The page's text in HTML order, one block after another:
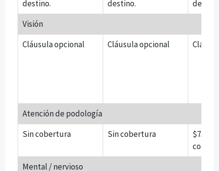
destino.
destino.
Visión
Cláusula opcional
Cláusula opcional
Atención de podología
Sin cobertura
Sin cobertura
$750
Mental / nervioso